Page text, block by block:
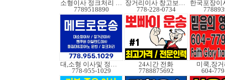
소형이사 정크처리 무빙
7789518890
장거리이사 창고보관정크
778-228-0734
대,소형 이사및 정크처
778-955-1029
24시간 전화
7788875692
미쿡,장
604-